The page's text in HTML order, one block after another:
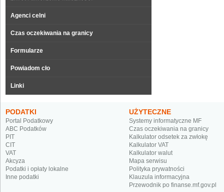
Agenci celni
Czas oczekiwania na granicy
Formularze
Powiadom cło
Linki
PODATKI
Portal Podatkowy
ABC Podatków
PIT
CIT
VAT
Akcyza
Podatki i opłaty lokalne
Inne podatki
UŻYTECZNE
Systemy informatyczne MF
Czas oczekiwania na granicy
Kalkulator odsetek za zwłokę
Kalkulator VAT
Kalkulator walut
Mapa serwisu
Polityka prywatności
Klauzula informacyjna
Przewodnik po finanse.mf.gov.pl